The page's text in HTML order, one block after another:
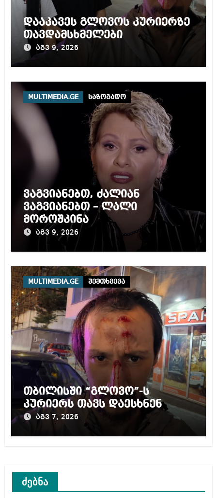
დააკავეს გლოვოს კურიერზე
თავდამსხმელები
აგვ 9, 2026
MULTIMEDIA.GE საზოგადო
ვაგვიანებთ, ძალიან
ვაგვიანებთ – ლალი
მოროშკინა
აგვ 9, 2026
MULTIMEDIA.GE შემთხვევა
თბილისში “გლოვო”-ს
კურიერს თავს დაესხნენ
აგვ 7, 2026
ძებნა